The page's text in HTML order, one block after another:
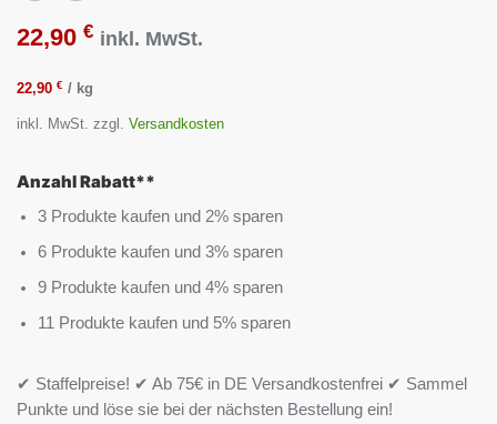
22,90 € inkl. MwSt.
22,90 € / kg
inkl. MwSt. zzgl. Versandkosten
Anzahl Rabatt**
3 Produkte kaufen und 2% sparen
6 Produkte kaufen und 3% sparen
9 Produkte kaufen und 4% sparen
11 Produkte kaufen und 5% sparen
✔ Staffelpreise! ✔ Ab 75€ in DE Versandkostenfrei ✔ Sammel
Punkte und löse sie bei der nächsten Bestellung ein!